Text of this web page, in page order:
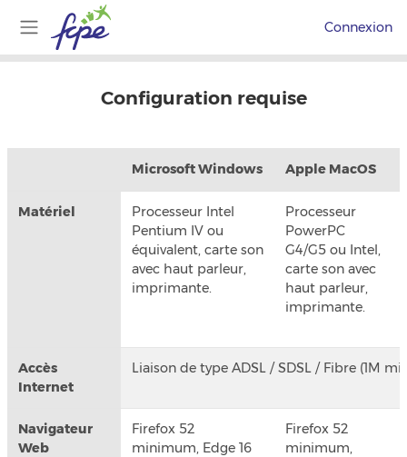
Passer au contenu principal
Panneau latéral
Connexion
Configuration requise
Microsoft Windows Apple MacOS
Matériel
Processeur Intel
Pentium IV ou
équivalent, carte son
avec haut parleur,
imprimante.
Processeur
PowerPC
G4/G5 ou Intel,
carte son avec
haut parleur,
imprimante.
Accès
Internet
Liaison de type ADSL / SDSL / Fibre (1M
Navigateur
Web
Firefox 52
minimum, Edge 16
Firefox 52
minimum,